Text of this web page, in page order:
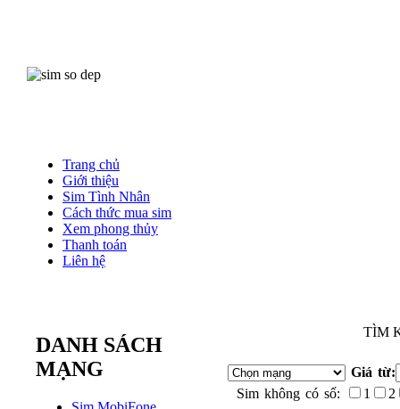
Trang chủ
Giới thiệu
Sim Tình Nhân
Cách thức mua sim
Xem phong thủy
Thanh toán
Liên hệ
DANH SÁCH
MẠNG
TÌM
Giá từ:
Sim không có số:
1 2